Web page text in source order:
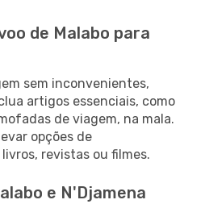
de Malabo para
sem inconvenientes,
artigos essenciais, como
de viagem, na mala.
opções de
revistas ou filmes.
e N'Djamena